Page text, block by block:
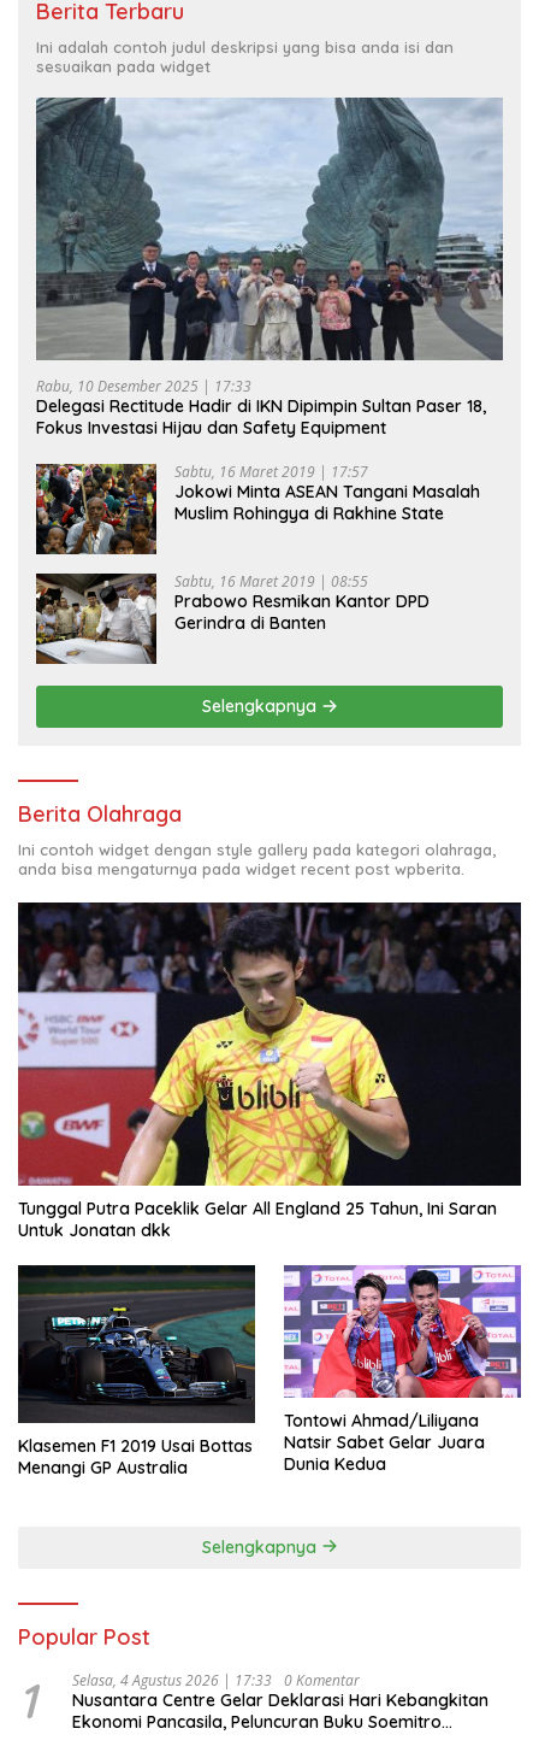
Berita Terbaru
Ini adalah contoh judul deskripsi yang bisa anda isi dan
sesuaikan pada widget
Rabu, 10 Desember 2025 | 17:33
Delegasi Rectitude Hadir di IKN Dipimpin Sultan Paser 18,
Fokus Investasi Hijau dan Safety Equipment
Sabtu, 16 Maret 2019 | 17:57
Jokowi Minta ASEAN Tangani Masalah
Muslim Rohingya di Rakhine State
Sabtu, 16 Maret 2019 | 08:55
Prabowo Resmikan Kantor DPD
Gerindra di Banten
Selengkapnya
Berita Olahraga
Ini contoh widget dengan style gallery pada kategori olahraga,
anda bisa mengaturnya pada widget recent post wpberita.
Tunggal Putra Paceklik Gelar All England 25 Tahun, Ini Saran
Untuk Jonatan dkk
Klasemen F1 2019 Usai Bottas
Menangi GP Australia
Tontowi Ahmad/Liliyana
Natsir Sabet Gelar Juara
Dunia Kedua
Selengkapnya
Popular Post
1 Selasa, 4 Agustus 2026 | 17:33 0 Komentar
Nusantara Centre Gelar Deklarasi Hari Kebangkitan
Ekonomi Pancasila, Peluncuran Buku Soemitro